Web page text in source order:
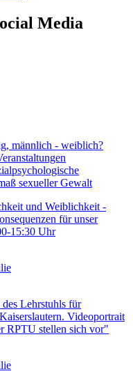
Media
sexueller Gewalt
und Weiblichkeit -
für unser
15:30 Uhr
Lehrstuhls für
Videoportrait
RPTU stellen sich vor"